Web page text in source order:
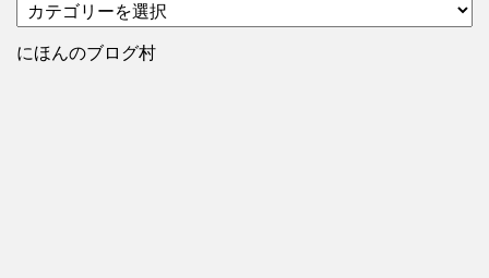
テ
ゴ
にほんのブログ村